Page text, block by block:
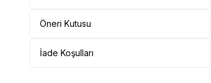
Öneri Kutusu
İade Koşulları